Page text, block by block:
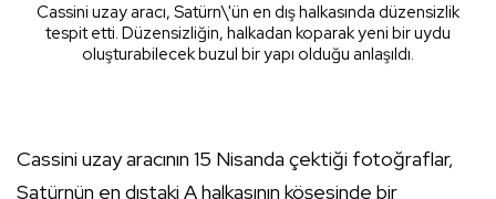
Cassini uzay aracı, Satürn\'ün en dış halkasında düzensizlik
tespit etti. Düzensizliğin, halkadan koparak yeni bir uydu
oluşturabilecek buzul bir yapı olduğu anlaşıldı.
Cassini uzay aracının 15 Nisanda çektiği fotoğraflar,
Satürnün en dıştaki A halkasının köşesinde bir